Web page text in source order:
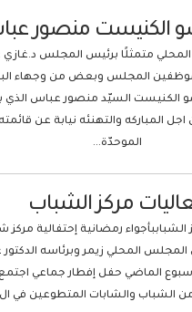
الكنيست منصور
متمثلًا برئيس المجلس د.غازي
المجلس وبعض من وجهاء
الكنيست السيّد منصور عباس الذي
المباركه والتهنئه نيابة عن قائمته
الموحدّة...
مركز الشباب
الشباببأجواء رمضانية إحتفالية مركز
المحلي زيمر وبرئاسه الدكتور
الماضي حفل إفطار جماعي اجتمع
الشباب والشابات المتطوعين في